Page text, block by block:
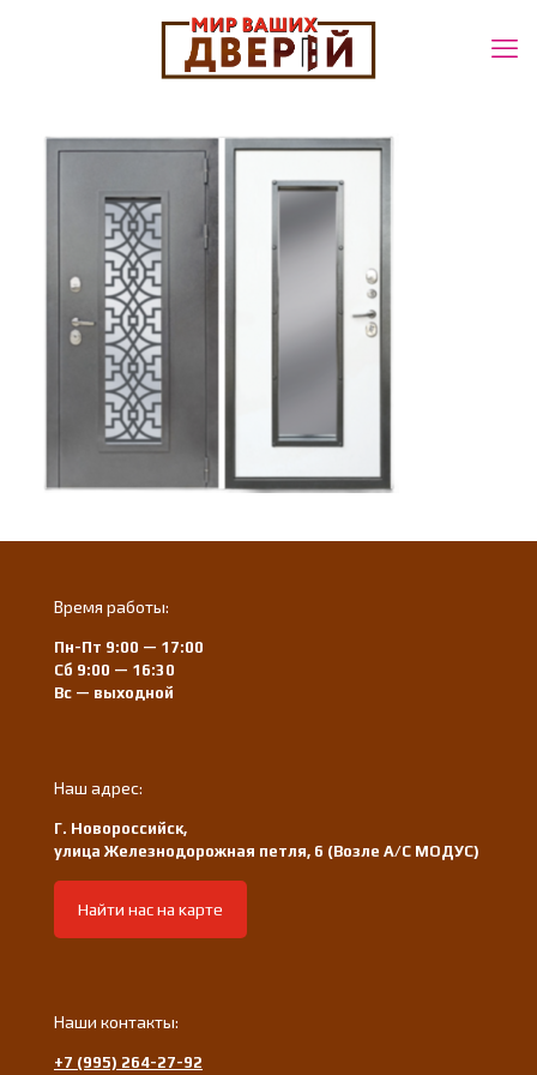
Время работы:
Пн-Пт 9:00 — 17:00
Сб 9:00 — 16:30
Вс — выходной
Наш адрес:
Г. Новороссийск,
улица Железнодорожная петля, 6 (Возле А/С МОДУС)
Найти нас на карте
Наши контакты:
+7 (995) 264-27-92